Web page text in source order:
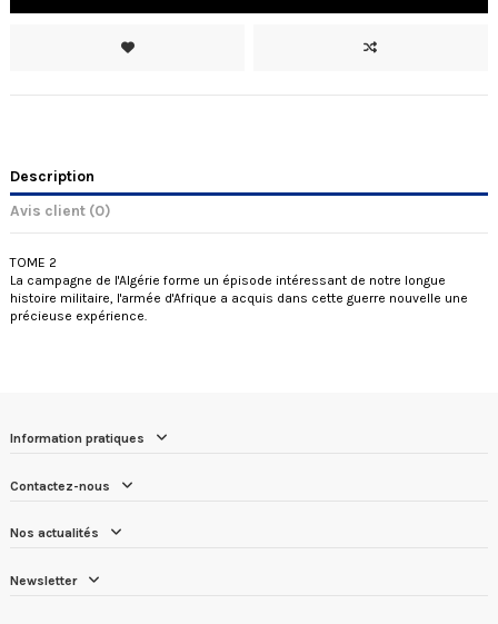
Description
Avis client (0)
TOME 2
La campagne de l'Algérie forme un épisode intéressant de notre longue
histoire militaire, l'armée d'Afrique a acquis dans cette guerre nouvelle une
précieuse expérience.
Information pratiques
Contactez-nous
Nos actualités
Newsletter